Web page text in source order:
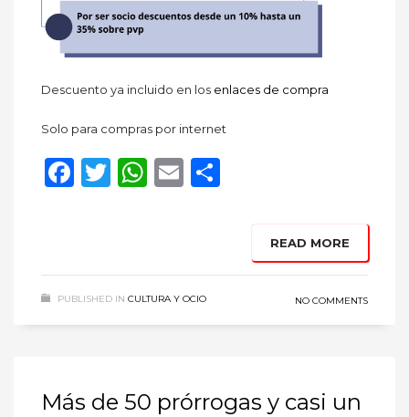
Descuento ya incluido en los enlaces de compra
Solo para compras por internet
Facebook
Twitter
WhatsApp
Email
READ MORE
PUBLISHED IN CULTURA Y OCIO NO COMMENTS
Más de 50 prórrogas y casi un